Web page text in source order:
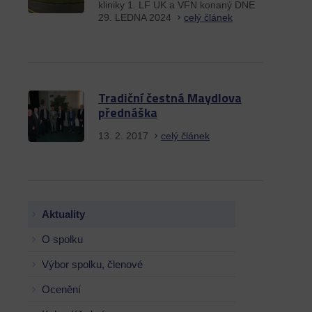
kliniky 1. LF UK a VFN konaný DNE
29. LEDNA 2024
celý článek
Tradiční čestná Maydlova
přednáška
13. 2. 2017 celý článek
Aktuality
O spolku
Výbor spolku, členové
Ocenění